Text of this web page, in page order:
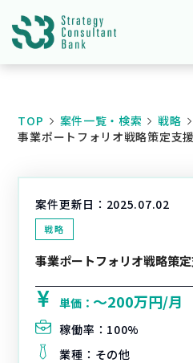
TOP 案件一覧・検索 戦略
事業ポートフォリオ戦略策定支援
案件更新日： 2025.07.02
戦略
事業ポートフォリオ戦略策
単価：〜200万円/月
稼働率： 100%
業種： その他